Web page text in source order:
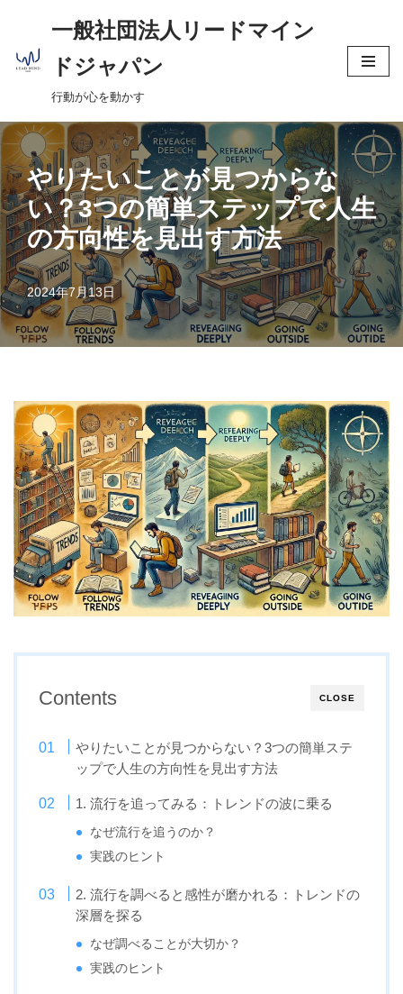
コ
ン
ン
ツ
へ
ス
キ
ッ
プ
一般社団法人リードマイン
ドジャパン
行動が心を動かす
やりたいことが見つからな
い？3つの簡単ステップで人生
の方向性を見出す方法
2024年7月13日
CLOSE
Contents
やりたいことが見つからない？3つの簡単ステ
ップで人生の方向性を見出す方法
1. 流行を追ってみる：トレンドの波に乗る
なぜ流行を追うのか？
実践のヒント
2. 流行を調べると感性が磨かれる：トレンドの
深層を探る
なぜ調べることが大切か？
実践のヒント